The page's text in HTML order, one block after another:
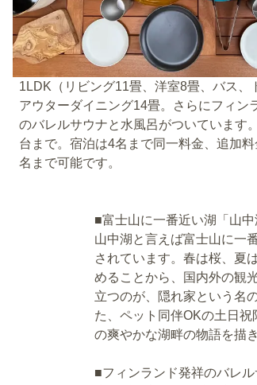
1LDK（リビング11畳、洋室8畳、バス、
アウターダイニング14畳。さらにフィン
のバレルサウナと水風呂がついています
台まで。宿泊は4名まで同一料金、追加
名まで可能です。
■富士山に一番近い湖「山
山中湖と言えば富士山に一
されています。春は桜、夏
めることから、国内外の観
立つのが、隠れ家という名
た、ペット同伴OKの土日
の爽やかな湖畔の物語を描
■フィンランド発祥のバレ